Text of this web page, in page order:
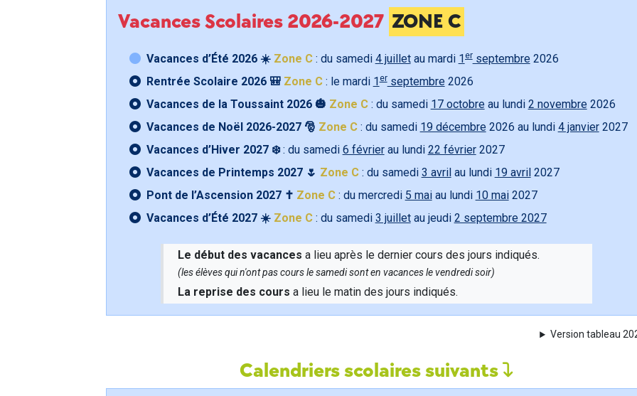
Vacances Scolaires 2026-2027 ZONE C
Vacances d’Été 2026 ☀️ Zone C: du samedi 4 juilletau mardi 1 erseptembre 2026
Rentrée Scolaire 2026 🎒 Zone C: le mardi 1erseptembre 2026
Vacances de la Toussaint 2026 🎃 Zone C: du samedi 17 octobre au lundi 2 novembre 2026
Vacances de Noël 2026-2027 🎅 Zone C: du samedi 19 décembre 2026 au lundi 4 janvier2027
Vacances d’Hiver 2027 ❄️: du samedi 6 févrierau lundi 22 février2027
Vacances de Printemps 2027 🌷 Zone C: du samedi 3 avril au lundi 19 avril 2027
Pont de l’Ascension 2027 ✝️ Zone C: du mercredi 5 maiau lundi 10 mai2027
Vacances d’Été 2027 ☀️ Zone C: du samedi 3 juilletau jeudi 2 septembre 2027
Le début des vacances a lieu après le dernier cours des jours indiqués.
(les élèves qui n'ont pas cours le samedi sont en vacances le vendredi soir)
La reprise des cours a lieu le matin des jours indiqués.
Version tableau
Calendriers scolaires suivants